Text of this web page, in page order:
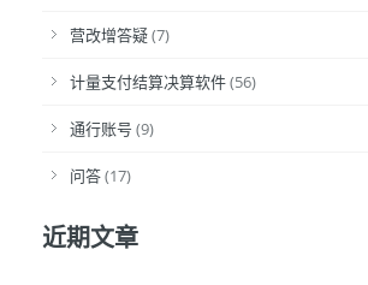
营改增答疑(7)
计量支付结算决算软件(56)
通行账号 (9)
问答(17)
近期文章